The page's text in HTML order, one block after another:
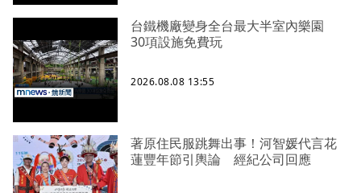
台鐵機廠變身全台最大半室內樂園
30項設施免費玩
2026.08.08 13:55
著原住民服跳舞出事！河智媛代言花
蓮豐年節引輿論 經紀公司回應